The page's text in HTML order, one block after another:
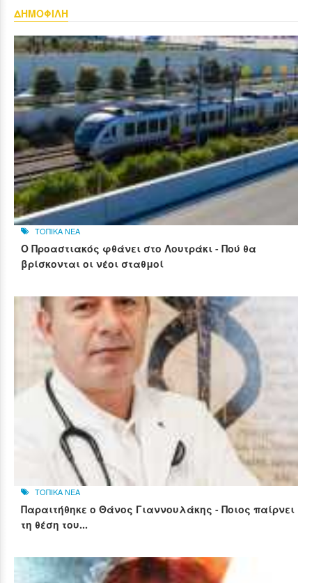
ΔΗΜΟΦΙΛΗ
ΤΟΠΙΚΑ ΝΕΑ
Ο Προαστιακός φθάνει στο Λουτράκι - Πού θα
βρίσκονται οι νέοι σταθμοί
ΤΟΠΙΚΑ ΝΕΑ
Παραιτήθηκε ο Θάνος Γιαννουλάκης - Ποιος παίρνει
τη θέση του...